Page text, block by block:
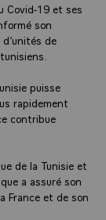
Covid-19 et ses
son
de
puisse
rapidement
contribue
de la Tunisie et
a assuré son
France et de son